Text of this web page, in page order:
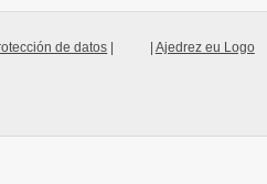
Ajedrez eu Logo
de datos